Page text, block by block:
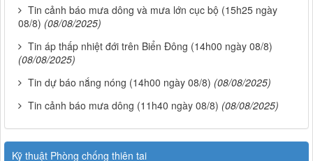
Tin cảnh báo mưa dông và mưa lớn cục bộ (15h25 ngày
08/8) (08/08/2025)
Tin áp thấp nhiệt đới trên Biển Đông (14h00 ngày 08/8)
(08/08/2025)
Tin dự báo nắng nóng (14h00 ngày 08/8) (08/08/2025)
Tin cảnh báo mưa dông (11h40 ngày 08/8) (08/08/2025)
Kỹ thuật Phòng chống thiên tai